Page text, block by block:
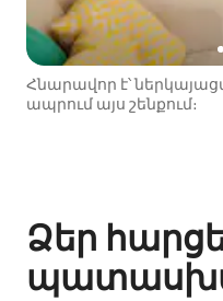
Հնարավոր է՝
ապրում այս շենքում։
Ձեր